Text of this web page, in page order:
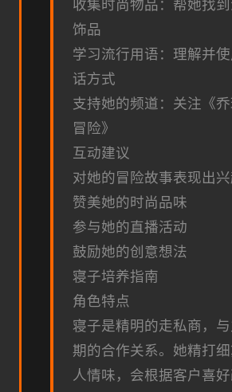
收集时尚物品：帮她找
饰品
学习流行用语：理解并
话方式
支持她的频道：关注《
冒险》
互动建议
对她的冒险故事表现出
赞美她的时尚品味
参与她的直播活动
鼓励她的创意想法
寝子培养指南
角色特点
寝子是精明的走私商，
期的合作关系。她精打
人情味，会根据客户喜